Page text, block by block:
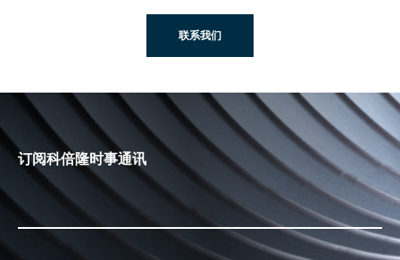
联系我们
订阅科倍隆时事通讯